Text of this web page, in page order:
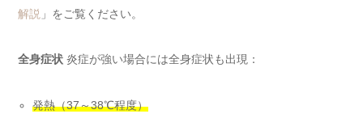
解説 」をご覧ください。
全身症状 炎症が強い場合には全身症状も出現：
発熱（37～38℃程度）